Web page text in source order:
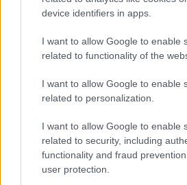
device identifiers in apps.
I want to allow Google to enable
related to functionality of the
I want to allow Google to enable
related to personalization.
I want to allow Google to enable
related to security, including
functionality and fraud
user protection.